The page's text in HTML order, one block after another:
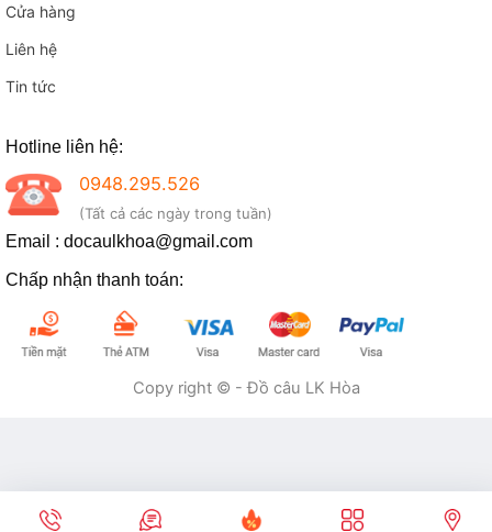
Cửa hàng
Liên hệ
Tin tức
Hotline liên hệ:
0948.295.526
(Tất cả các ngày trong tuần)
Email : docaulkhoa@gmail.com
Chấp nhận thanh toán:
Copy right © - Đồ câu LK Hòa